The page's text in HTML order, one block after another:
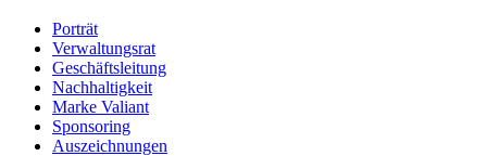
Porträt
Verwaltungsrat
Geschäftsleitung
Nachhaltigkeit
Marke Valiant
Sponsoring
Auszeichnungen